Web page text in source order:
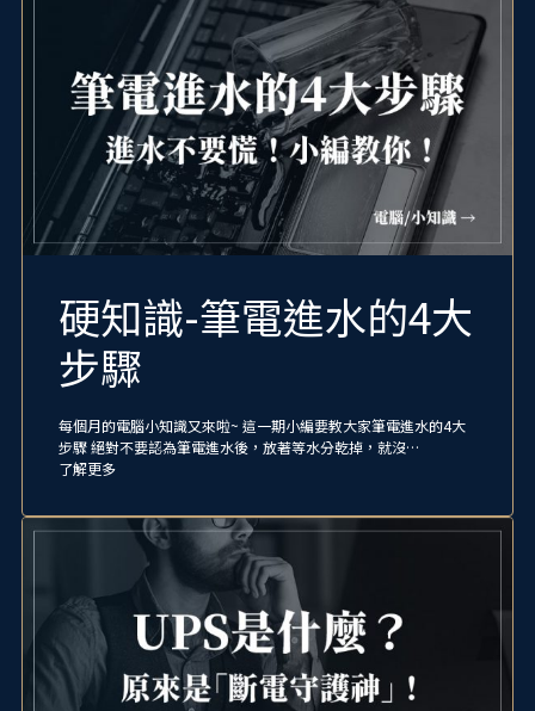
硬知識-筆電進水的4大
步驟
每個月的電腦小知識又來啦~ 這一期小編要教大家筆電進水的4大
步驟 絕對不要認為筆電進水後，放著等水分乾掉，就沒…
了解更多